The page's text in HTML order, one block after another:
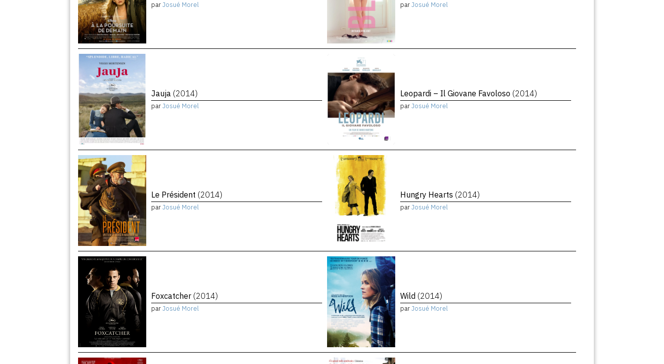
parJosué Morel parJosué Morel
Jauja (2014)
parJosué Morel
Leopardi – Il Giovane Favoloso (2014)
parJosué Morel
Le Président (2014)
parJosué Morel
Hungry Hearts (2014)
parJosué Morel
Foxcatcher (2014)
parJosué Morel
Wild (2014)
parJosué Morel